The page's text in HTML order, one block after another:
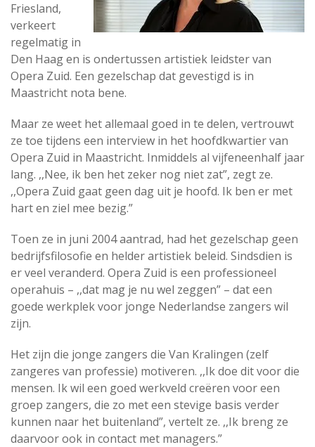
Friesland,
verkeert
regelmatig in
Den Haag en is ondertussen artistiek leidster van
Opera Zuid. Een gezelschap dat gevestigd is in
Maastricht nota bene.
Maar ze weet het allemaal goed in te delen, vertrouwt
ze toe tijdens een interview in het hoofdkwartier van
Opera Zuid in Maastricht. Inmiddels al vijfeneenhalf jaar
lang. ,,Nee, ik ben het zeker nog niet zat”, zegt ze.
,,Opera Zuid gaat geen dag uit je hoofd. Ik ben er met
hart en ziel mee bezig.”
Toen ze in juni 2004 aantrad, had het gezelschap geen
bedrijfsfilosofie en helder artistiek beleid. Sindsdien is
er veel veranderd. Opera Zuid is een professioneel
operahuis – ,,dat mag je nu wel zeggen” – dat een
goede werkplek voor jonge Nederlandse zangers wil
zijn.
Het zijn die jonge zangers die Van Kralingen (zelf
zangeres van professie) motiveren. ,,Ik doe dit voor die
mensen. Ik wil een goed werkveld creëren voor een
groep zangers, die zo met een stevige basis verder
kunnen naar het buitenland”, vertelt ze. ,,Ik breng ze
daarvoor ook in contact met managers.”